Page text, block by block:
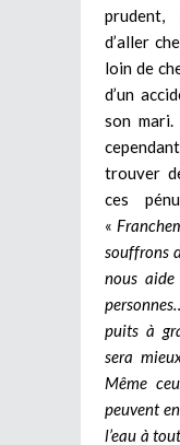
prudent,
d’aller
loin de
d’un
son mari.
trouver
ces
«
souffrons
nous
puits à
sera
Même
peuvent
l’eau à